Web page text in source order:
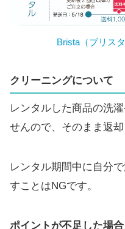
Brista（ブリス
クリーニングについて
レンタルした商品の洗
せんので、そのまま返却
レンタル期間中に自分
すことはNGです。
ポイントが不足した場合